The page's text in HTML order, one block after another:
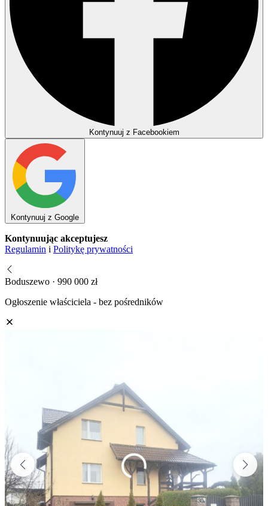
Kontynuuj z Facebookiem
Kontynuuj z Google
Kontynuując akceptujesz
Regulamin i Politykę prywatności
Boduszewo · 990 000 zł
Ogłoszenie właściciela - bez pośredników